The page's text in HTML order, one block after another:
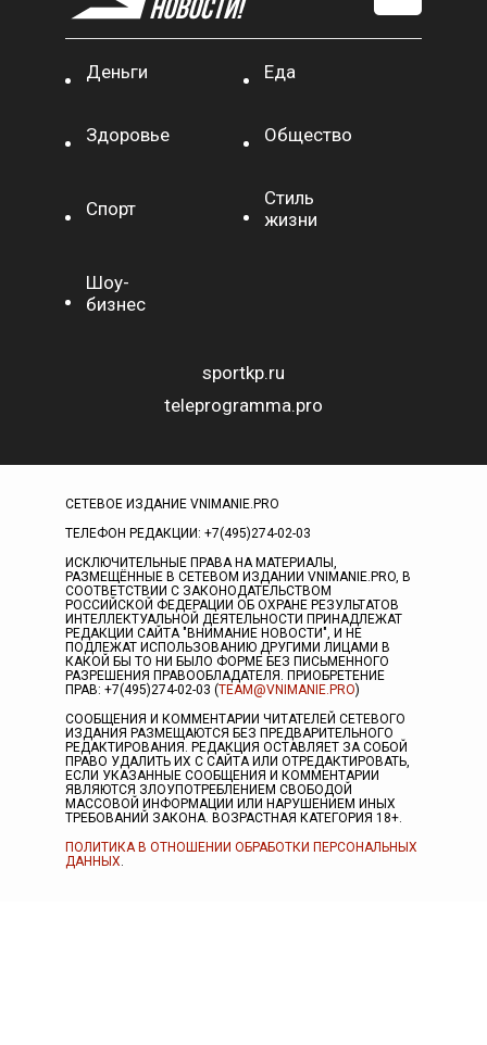
Деньги Еда
Здоровье Общество
Спорт
Стиль
жизни
Шоу-
бизнес
sportkp.ru
teleprogramma.pro
СЕТЕВОЕ ИЗДАНИЕ VNIMANIE.PRO
ТЕЛЕФОН РЕДАКЦИИ: +7(495)274-02-03
ИСКЛЮЧИТЕЛЬНЫЕ ПРАВА НА МАТЕРИАЛЫ,
РАЗМЕЩЁННЫЕ В СЕТЕВОМ ИЗДАНИИ VNIMANIE.PRO, В
СООТВЕТСТВИИ С ЗАКОНОДАТЕЛЬСТВОМ
РОССИЙСКОЙ ФЕДЕРАЦИИ ОБ ОХРАНЕ РЕЗУЛЬТАТОВ
ИНТЕЛЛЕКТУАЛЬНОЙ ДЕЯТЕЛЬНОСТИ ПРИНАДЛЕЖАТ
РЕДАКЦИИ САЙТА "ВНИМАНИЕ НОВОСТИ", И НЕ
ПОДЛЕЖАТ ИСПОЛЬЗОВАНИЮ ДРУГИМИ ЛИЦАМИ В
КАКОЙ БЫ ТО НИ БЫЛО ФОРМЕ БЕЗ ПИСЬМЕННОГО
РАЗРЕШЕНИЯ ПРАВООБЛАДАТЕЛЯ. ПРИОБРЕТЕНИЕ
ПРАВ: +7(495)274-02-03 (TEAM@VNIMANIE.PRO)
СООБЩЕНИЯ И КОММЕНТАРИИ ЧИТАТЕЛЕЙ СЕТЕВОГО
ИЗДАНИЯ РАЗМЕЩАЮТСЯ БЕЗ ПРЕДВАРИТЕЛЬНОГО
РЕДАКТИРОВАНИЯ. РЕДАКЦИЯ ОСТАВЛЯЕТ ЗА СОБОЙ
ПРАВО УДАЛИТЬ ИХ С САЙТА ИЛИ ОТРЕДАКТИРОВАТЬ,
ЕСЛИ УКАЗАННЫЕ СООБЩЕНИЯ И КОММЕНТАРИИ
ЯВЛЯЮТСЯ ЗЛОУПОТРЕБЛЕНИЕМ СВОБОДОЙ
МАССОВОЙ ИНФОРМАЦИИ ИЛИ НАРУШЕНИЕМ ИНЫХ
ТРЕБОВАНИЙ ЗАКОНА. ВОЗРАСТНАЯ КАТЕГОРИЯ 18+.
ПОЛИТИКА В ОТНОШЕНИИ ОБРАБОТКИ ПЕРСОНАЛЬНЫХ
ДАННЫХ.